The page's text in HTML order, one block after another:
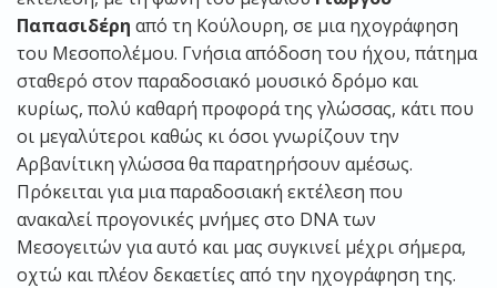
Παπασιδέρη από τη Κούλουρη, σε μια ηχογράφηση
του Μεσοπολέμου. Γνήσια απόδοση του ήχου, πάτημα
σταθερό στον παραδοσιακό μουσικό δρόμο και
κυρίως, πολύ καθαρή προφορά της γλώσσας, κάτι που
οι μεγαλύτεροι καθώς κι όσοι γνωρίζουν την
Αρβανίτικη γλώσσα θα παρατηρήσουν αμέσως.
Πρόκειται για μια παραδοσιακή εκτέλεση που
ανακαλεί προγονικές μνήμες στο DNA των
Μεσογειτών για αυτό και μας συγκινεί μέχρι σήμερα,
οχτώ και πλέον δεκαετίες από την ηχογράφηση της.